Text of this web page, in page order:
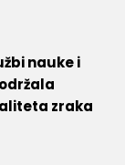
nauke i
zraka